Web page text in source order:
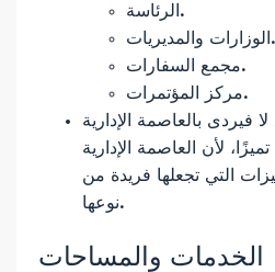
الرئاسة.
الوزارات والمديريات.
مجمع السفارات.
مركز المؤتمرات.
فيردى بالعاصمة الإدارية
لأن العاصمة الإدارية
التي تجعلها فريدة من
نوعها.
الخدمات والمساحات